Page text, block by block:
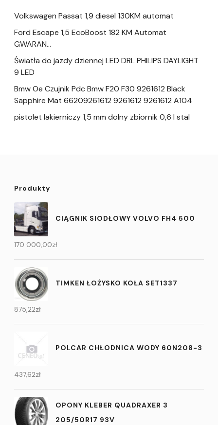
Volkswagen Passat 1,9 diesel 130KM automat
Ford Escape 1,5 EcoBoost 182 KM Automat
GWARAN…
Światła do jazdy dziennej LED DRL PHILIPS DAYLIGHT
9 LED
Bmw Oe Czujnik Pdc Bmw F20 F30 9261612 Black
Sapphire Mat 66209261612 9261612 9261612 A104
pistolet lakierniczy 1,5 mm dolny zbiornik 0,6 l stal
Produkty
CIĄGNIK SIODŁOWY VOLVO FH4 500
170 000,00zł
TIMKEN ŁOŻYSKO KOŁA SET1337
875,22zł
POLCAR CHŁODNICA WODY 60N208-3
437,62zł
OPONY KLEBER QUADRAXER 3
205/50R17 93V